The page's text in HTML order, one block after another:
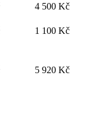
4 500 Kč
1 100 Kč
5 920 Kč